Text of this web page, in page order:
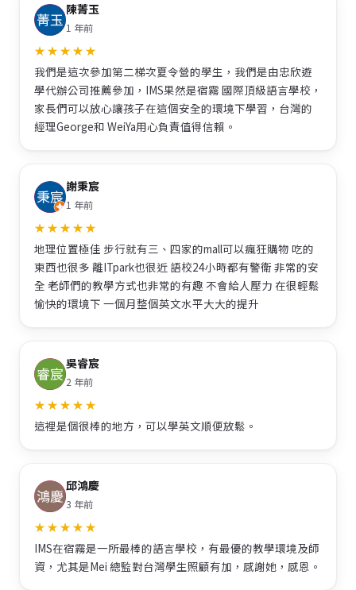
陳菁玉
1 年前
我們是這次參加第二梯次夏令營的學生，我們是由忠欣遊
學代辦公司推薦參加，IMS果然是宿霧 國際頂級語言學校，
家長們可以放心讓孩子在這個安全的環境下學習，台灣的
經理George和 WeiYa用心負責值得信賴。
謝秉宸
1 年前
地理位置極佳 步行就有三、四家的mall可以瘋狂購物 吃的
東西也很多 離ITpark也很近 語校24小時都有警衛 非常的安
全 老師們的教學方式也非常的有趣 不會給人壓力 在很輕鬆
愉快的環境下 一個月整個英文水平大大的提升
吳睿宸
2 年前
這裡是個很棒的地方，可以學英文順便放鬆。
邱鴻慶
3 年前
IMS在宿霧是一所最棒的語言學校，有最優的教學環境及師
資，尤其是Mei 總監對台灣學生照顧有加，感謝她，感恩。